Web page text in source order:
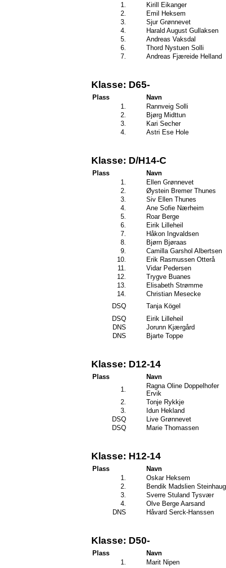
1.
Kirill Eikanger
2.
Emil Heksem
3.
Sjur Grønnevet
4.
Harald August Gullaksen
5.
Andreas Vaksdal
6.
Thord Nystuen Solli
7.
Andreas Fjæreide Helland
Klasse: D65-
Plass
Navn
1.
Rannveig Solli
2.
Bjørg Midttun
3.
Kari Secher
4.
Astri Ese Hole
Klasse: D/H14-C
Plass
Navn
1.
Ellen Grønnevet
2.
Øystein Bremer Thunes
3.
Siv Ellen Thunes
4.
Ane Sofie Nærheim
5.
Roar Berge
6.
Eirik Lilleheil
7.
Håkon Ingvaldsen
8.
Bjørn Bjøraas
9.
Camilla Garshol Albertsen
10.
Erik Rasmussen Otterå
11.
Vidar Pedersen
12.
Trygve Buanes
13.
Elisabeth Strømme
14.
Christian Mesecke
DSQ
Tanja Kögel
DSQ
Eirik Lilleheil
DNS
Jorunn Kjærgård
DNS
Bjarte Toppe
Klasse: D12-14
Plass
Navn
1.
Ragna Oline Doppelhofer
Ervik
2.
Tonje Rykkje
3.
Idun Hekland
DSQ
Live Grønnevet
DSQ
Marie Thomassen
Klasse: H12-14
Plass
Navn
1.
Oskar Heksem
2.
Bendik Madslien Steinhaug
3.
Sverre Stuland Tysvær
4.
Olve Berge Aarsand
DNS
Håvard Serck-Hanssen
Klasse: D50-
Plass
Navn
1.
Marit Nipen